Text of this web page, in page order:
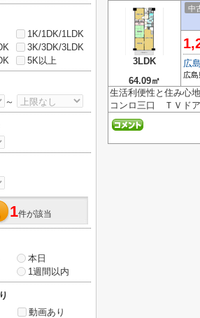
3LDK
64.09㎡
中
広
広島
生活利便性と住み
コンロ三口 ＴＶド
1K/1DK/1LDK
3K/3DK/3LDK
5K以上
～
1件が該当
本日
1週間以内
動画あり